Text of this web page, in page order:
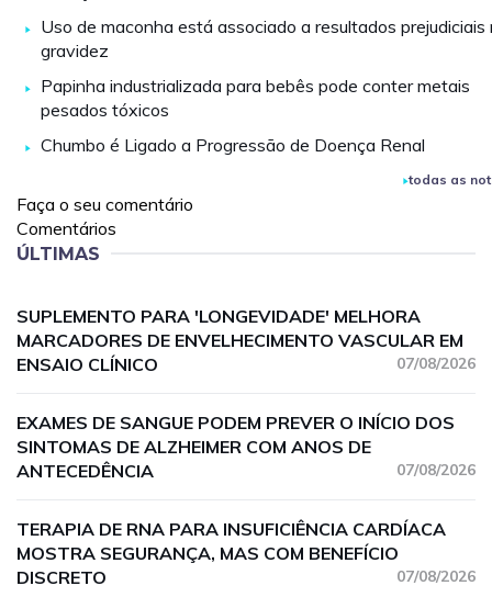
Uso de maconha está associado a resultados prejudiciais
gravidez
Papinha industrializada para bebês pode conter metais
pesados tóxicos
Chumbo é Ligado a Progressão de Doença Renal
todas as
Faça o seu comentário
Comentários
ÚLTIMAS
SUPLEMENTO PARA 'LONGEVIDADE' MELHORA
MARCADORES DE ENVELHECIMENTO VASCULAR EM
ENSAIO CLÍNICO
07/08/2026
EXAMES DE SANGUE PODEM PREVER O INÍCIO DOS
SINTOMAS DE ALZHEIMER COM ANOS DE
ANTECEDÊNCIA
07/08/2026
TERAPIA DE RNA PARA INSUFICIÊNCIA CARDÍACA
MOSTRA SEGURANÇA, MAS COM BENEFÍCIO
DISCRETO
07/08/2026